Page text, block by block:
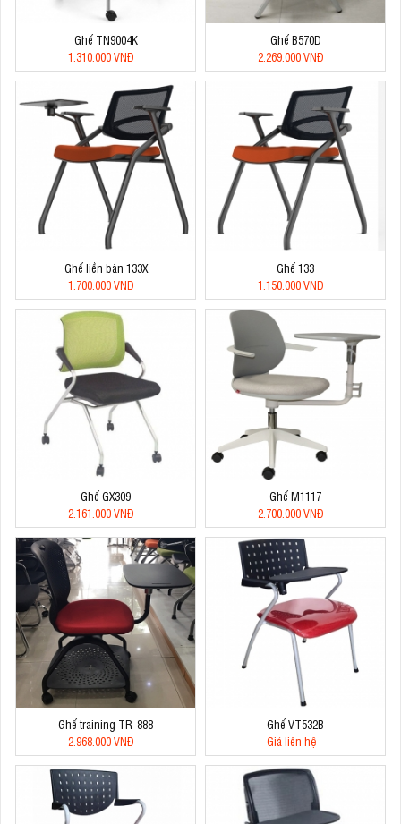
Ghế TN9004K
1.310.000 VNĐ
Ghế B570D
2.269.000 VNĐ
Ghế liền bàn 133X
1.700.000 VNĐ
Ghế 133
1.150.000 VNĐ
Ghế GX309
2.161.000 VNĐ
Ghế M1117
2.700.000 VNĐ
Ghế training TR-888
2.968.000 VNĐ
Ghế VT532B
Giá liên hệ